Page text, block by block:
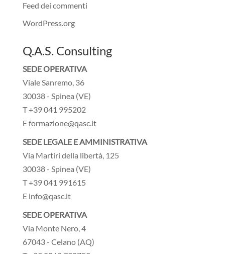
Feed dei commenti
WordPress.org
Q.A.S. Consulting
SEDE OPERATIVA
Viale Sanremo, 36
30038 - Spinea (VE)
T +39 041 995202
E formazione@qasc.it
SEDE LEGALE E AMMINISTRATIVA
Via Martiri della libertà, 125
30038 - Spinea (VE)
T +39 041 991615
E info@qasc.it
SEDE OPERATIVA
Via Monte Nero, 4
67043 - Celano (AQ)